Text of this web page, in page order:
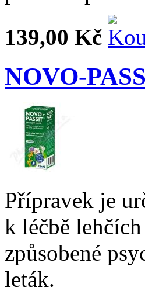
139,00 Kč
NOVO-
Přípravek je
k léčbě
způsobené
leták.